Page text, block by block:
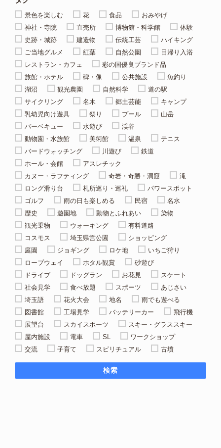
景色を楽しむ 花 食品
おみやげ
神社・寺院
直売所 博物館・科学館
体験
史跡・城跡
建造物 伝統工芸
ハイキング
ご当地グルメ
紅葉 自然公園
日帰り入浴
レストラン・カフェ
彩の国優良ブランド品
旅館・ホテル
碑・像 公共施設
魚釣り
湖沼
観光農園 自然科学
道の駅
サイクリング
名木 郷土芸能
キャンプ
乳幼児向け遊具
祭り プール
山岳
バーベキュー
水遊び
渓谷
動物園・水族館
美術館 温泉
テニス
バードウォッチング
川遊び
鉄道
ホール・会館
アスレチック
カヌー・ラフティング
奇岩・奇勝・洞窟
滝
ロング滑り台
札所巡り・巡礼
パワースポット
ゴルフ
雨の日も楽しめる 民宿
名水
歴史
遊園地 動物とふれあい
染物
観光乗物
ウォーキング
有料道路
コスモス
埼玉県営公園
ショッピング
庭園
ジョギング ロケ地
いちご狩り
ロープウェイ
ホタル観賞
砂遊び
ドライブ
ドッグラン お花見
スケート
社会見学
食べ放題 スポーツ
あじさい
埼玉語
花火大会 地名
雨でも遊べる
図書館
工場見学 バッテリーカー
飛行機
展望台
スカイスポーツ
スキー・グラススキー
屋内施設
電車 SL
ワークショップ
交流
子育て スピリチュアル 古墳
検索